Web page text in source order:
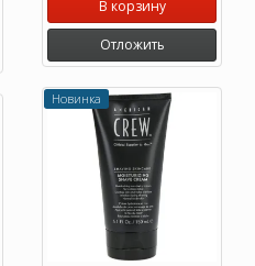
В корзину
Отложить
Новинка